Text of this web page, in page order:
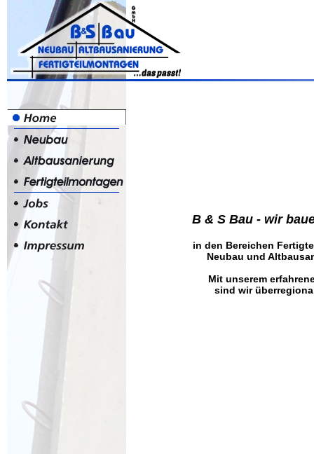
B & S Bau - wir
in den Bereichen
Neubau und
Mit unserem
sind wir